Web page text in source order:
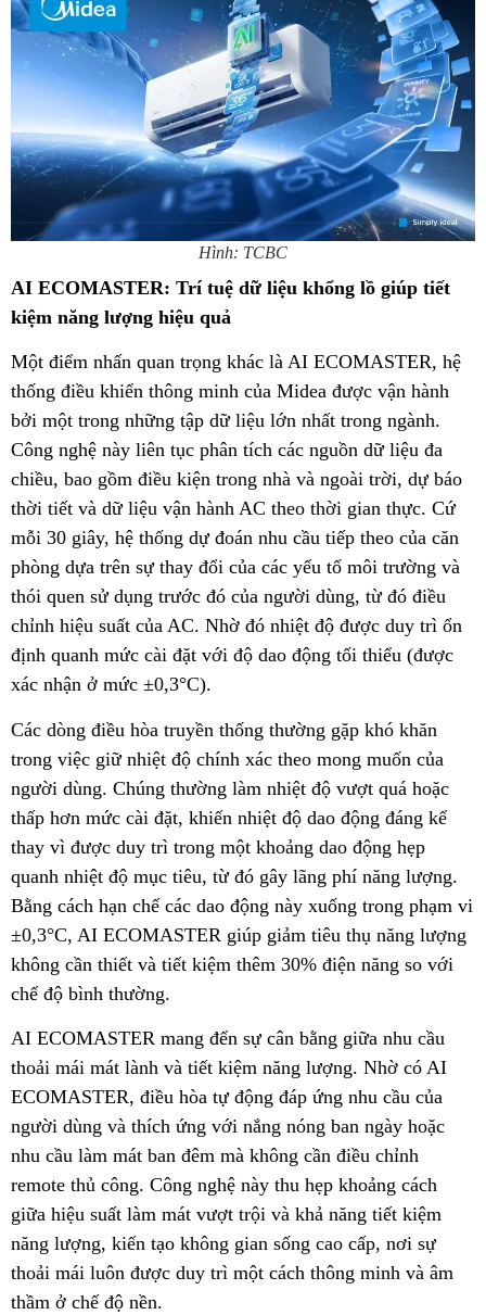
Hình: TCBC
AI ECOMASTER: Trí tuệ dữ liệu khổng lồ giúp tiết
kiệm năng lượng hiệu quả
Một điểm nhấn quan trọng khác là AI ECOMASTER, hệ
thống điều khiển thông minh của Midea được vận hành
bởi một trong những tập dữ liệu lớn nhất trong ngành.
Công nghệ này liên tục phân tích các nguồn dữ liệu đa
chiều, bao gồm điều kiện trong nhà và ngoài trời, dự báo
thời tiết và dữ liệu vận hành AC theo thời gian thực. Cứ
mỗi 30 giây, hệ thống dự đoán nhu cầu tiếp theo của căn
phòng dựa trên sự thay đổi của các yếu tố môi trường và
thói quen sử dụng trước đó của người dùng, từ đó điều
chỉnh hiệu suất của AC. Nhờ đó nhiệt độ được duy trì ổn
định quanh mức cài đặt với độ dao động tối thiểu (được
xác nhận ở mức ±0,3°C).
Các dòng điều hòa truyền thống thường gặp khó khăn
trong việc giữ nhiệt độ chính xác theo mong muốn của
người dùng. Chúng thường làm nhiệt độ vượt quá hoặc
thấp hơn mức cài đặt, khiến nhiệt độ dao động đáng kể
thay vì được duy trì trong một khoảng dao động hẹp
quanh nhiệt độ mục tiêu, từ đó gây lãng phí năng lượng.
Bằng cách hạn chế các dao động này xuống trong phạm vi
±0,3°C, AI ECOMASTER giúp giảm tiêu thụ năng lượng
không cần thiết và tiết kiệm thêm 30% điện năng so với
chế độ bình thường.
AI ECOMASTER mang đến sự cân bằng giữa nhu cầu
thoải mái mát lành và tiết kiệm năng lượng. Nhờ có AI
ECOMASTER, điều hòa tự động đáp ứng nhu cầu của
người dùng và thích ứng với nắng nóng ban ngày hoặc
nhu cầu làm mát ban đêm mà không cần điều chỉnh
remote thủ công. Công nghệ này thu hẹp khoảng cách
giữa hiệu suất làm mát vượt trội và khả năng tiết kiệm
năng lượng, kiến tạo không gian sống cao cấp, nơi sự
thoải mái luôn được duy trì một cách thông minh và âm
thầm ở chế độ nền.